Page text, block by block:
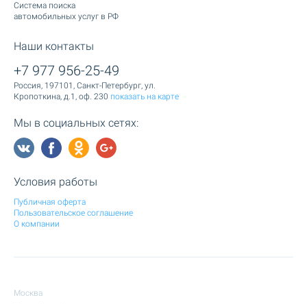
Cистема поиска
автомобильных услуг в РФ
Наши контакты
+7 977 956-25-49
Россия, 197101, Санкт-Петербург, ул.
Кропоткина, д.1, оф. 230 показать на карте
Мы в социальных сетях:
Условия работы
Публичная оферта
Пользовательское соглашение
О компании
Москва